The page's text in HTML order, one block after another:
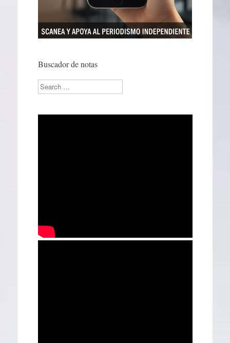
Buscador de notas
Search